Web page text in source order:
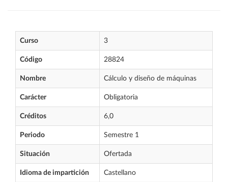
Curso 3
Código 28824
Nombre Cálculo y diseño de máquinas
Carácter Obligatoria
Créditos 6,0
Periodo Semestre 1
Situación Ofertada
Idioma de impartición Castellano